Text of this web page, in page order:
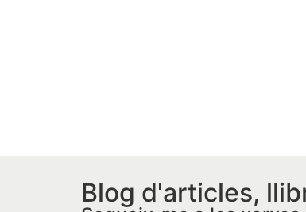
Blog d'articles,